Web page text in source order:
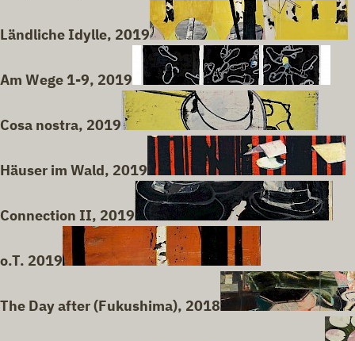
Ländliche Idylle, 2019
Am Wege 1-9, 2019
Cosa nostra, 2019
Häuser im Wald, 2019
Connection II, 2019
o.T. 2019
The Day after (Fukushima), 2018